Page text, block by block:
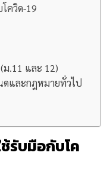
ควิด-19
ม.11 และ 12)
ดและกฎหมายทั่วไป
รับมือกับโค